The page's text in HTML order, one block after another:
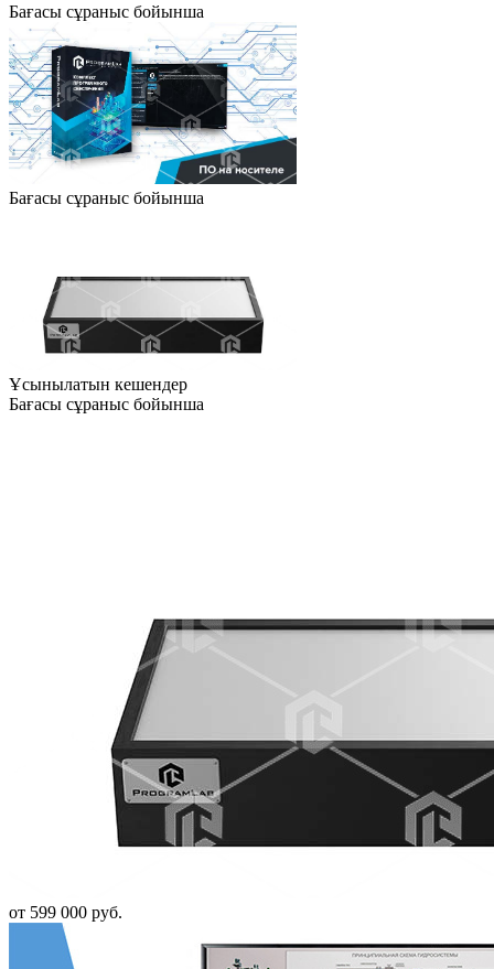
Бағасы сұраныс бойынша
Бағасы сұраныс бойынша
Ұсынылатын кешендер
Бағасы сұраныс бойынша
от 599 000 руб.